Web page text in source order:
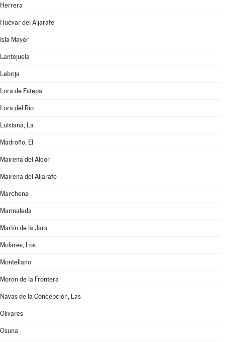
Herrera
Huévar del Aljarafe
Isla Mayor
Lantejuela
Lebrija
Lora de Estepa
Lora del Río
Luisiana, La
Madroño, El
Mairena del Alcor
Mairena del Aljarafe
Marchena
Marinaleda
Martín de la Jara
Molares, Los
Montellano
Morón de la Frontera
Navas de la Concepción, Las
Olivares
Osuna